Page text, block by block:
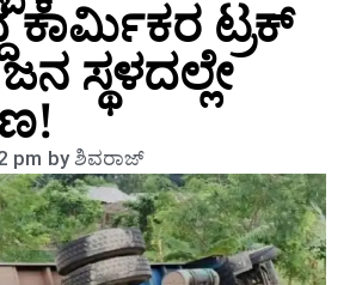
ಕಾರ್ಮಿಕರ ಟ್ರಕ್
ಸ್ಥಳದಲ್ಲೇ
pm byಶಿವರಾಜ್